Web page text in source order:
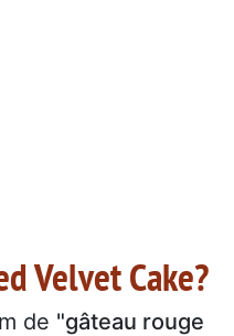
Velvet Cake?
de "gâteau rouge